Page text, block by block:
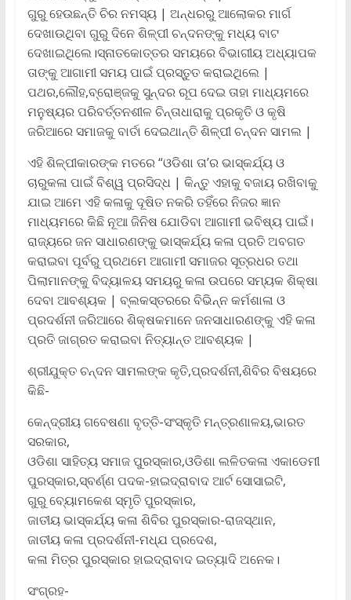
ଗୁରୁ ହେଉଛନ୍ତି ଚିର ନମସ୍ୟ | ଅନ୍ଧରରୁ ଆଲୋକର ମାର୍ଗ
ଦେଖାଉଥିବା ଗୁରୁ ଦିନେ ଶିଳ୍ପୀ ଚନ୍ଦନଙ୍କୁ ମଧ୍ୟ ବାଟ
ଦେଖାଇଥିଲେ।ସ୍ନାତକୋତ୍ତର ସମୟରେ ବିଭାଗୀୟ ଅଧ୍ୟାପକ
ତାଙ୍କୁ ଆଗାମୀ ସମୟ ପାଇଁ ପ୍ରସ୍ତୁତ କରାଇଥିଲେ |
ପଥର,ଲୌହ,ବ୍ରୋଞ୍ଜକୁ ସୁନ୍ଦର ରୂପ ଦେଇ ତାହା ମାଧ୍ୟମରେ
ମନୁଷ୍ୟର ପରିବର୍ତ୍ତନଶୀଳ ଚିନ୍ତାଧାରାକୁ ପ୍ରକୃତି ଓ କୃଷି
ଜରିଆରେ ସମାଜକୁ ବାର୍ତା ଦେଇଥାନ୍ତି ଶିଳ୍ପୀ ଚନ୍ଦନ ସାମଲ |
ଏହି ଶିଳ୍ପୀକାରଙ୍କ ମତରେ “ଓଡିଶା ତା’ର ଭାସ୍କର୍ଯ୍ୟ ଓ
ଚାରୁକଳା ପାଇଁ ବିଶ୍ୱ ପ୍ରସିଦ୍ଧ | କିନ୍ତୁ ଏହାକୁ ବଜାୟ ରଖିବାକୁ
ଯାଇ ଆମେ ଏହି କଳାକୁ ଦୂଷିତ ନକରି ତହିଁରେ ନିଜର ଜ୍ଞାନ
ମାଧ୍ୟମରେ କିଛି ନୂଆ ଜିନିଷ ଯୋଡିବା ଆଗାମୀ ଭବିଷ୍ୟ ପାଇଁ।
ରାଜ୍ୟରେ ଜନ ସାଧାରଣଙ୍କୁ ଭାସ୍କର୍ଯ୍ୟ କଳା ପ୍ରତି ଅବଗତ
କରାଇବା ପୂର୍ବରୁ ପ୍ରଥମେ ଆଗାମୀ ସମାଜର ସୂତ୍ରଧର ତଥା
ପିଲାମାନଙ୍କୁ ବିଦ୍ୟାଳୟ ସମୟରୁ କଳା ଉପରେ ସମ୍ୟକ ଶିକ୍ଷା
ଦେବା ଆବଶ୍ୟକ | ବ୍ଲକସ୍ତରରେ ବିଭିନ୍ନ କର୍ମଶାଳା ଓ
ପ୍ରଦର୍ଶନୀ ଜରିଆରେ ଶିକ୍ଷକମାନେ ଜନସାଧାରଣଙ୍କୁ ଏହି କଳା
ପ୍ରତି ଜାଗ୍ରତ କରାଇବା ନିତ୍ୟାନ୍ତ ଆବଶ୍ୟକ |
ଶ୍ରୀଯୁକ୍ତ ଚନ୍ଦନ ସାମଲଙ୍କ କୃତି,ପ୍ରଦର୍ଶନୀ,ଶିବିର ବିଷୟରେ
କିଛି-
କେନ୍ଦ୍ରୀୟ ଗବେଷଣା ବୃତ୍ତି-ସଂସ୍କୃତି ମନ୍ତ୍ରଣାଳୟ,ଭାରତ
ସରକାର,
ଓଡିଶା ସାହିତ୍ୟ ସମାଜ ପୁରସ୍କାର,ଓଡିଶା ଲଳିତକଳା ଏକାଡେମୀ
ପୁରସ୍କାର,ସ୍ବର୍ଣ୍ଣ ପଦକ-ହାଇଦ୍ରାବାଦ ଆର୍ଟ ସୋସାଇଟି,
ଗୁରୁ ବ୍ୟୋମକେଶ ସ୍ମୃତି ପୁରସ୍କାର,
ଜାତୀୟ ଭାସ୍କର୍ଯ୍ୟ କଳା ଶିବିର ପୁରସ୍କାର-ରାଜସ୍ଥାନ,
ଜାତୀୟ କଳା ପ୍ରଦର୍ଶନୀ-ମଧ୍ଯ ପ୍ରଦେଶ,
କଳା ମିତ୍ର ପୁରସ୍କାର ହାଇଦ୍ରାବାଦ ଇତ୍ୟାଦି ଅନେକ।
ସଂଗ୍ରହ-